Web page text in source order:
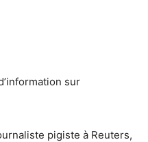
sur
pigiste à Reuters,